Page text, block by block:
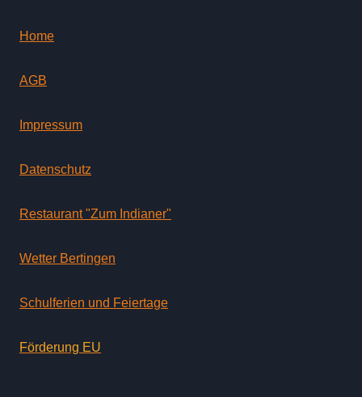
Home
AGB
Impressum
Datenschutz
Restaurant "Zum Indianer"
Wetter Bertingen
Schulferien und Feiertage
Förderung EU